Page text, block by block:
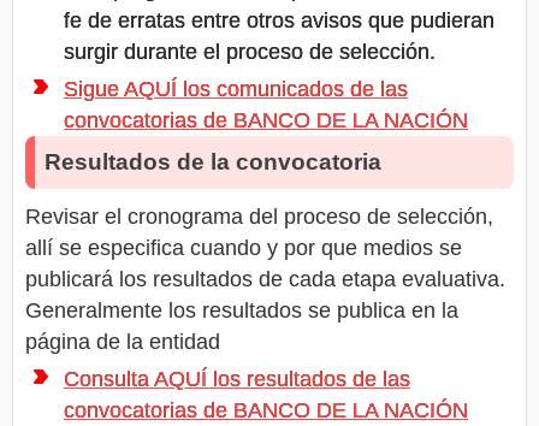
fe de erratas entre otros avisos que pudieran
surgir durante el proceso de selección.
Sigue AQUÍ los comunicados de las
convocatorias de BANCO DE LA NACIÓN
Resultados de la convocatoria
Revisar el cronograma del proceso de selección,
allí se especifica cuando y por que medios se
publicará los resultados de cada etapa evaluativa.
Generalmente los resultados se publica en la
página de la entidad
Consulta AQUÍ los resultados de las
convocatorias de BANCO DE LA NACIÓN